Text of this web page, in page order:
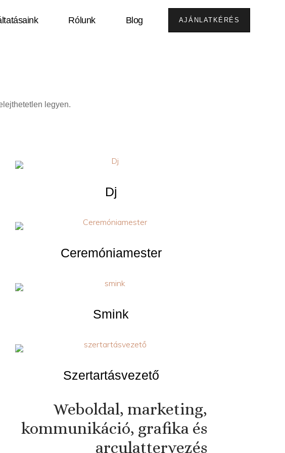
Rólunk Blog AJÁNLATKÉRÉS
legyen.
Dj
Ceremóniamester
Smink
Szertartásvezető
Weboldal, marketing,
kommunikáció, grafika és
arculattervezés